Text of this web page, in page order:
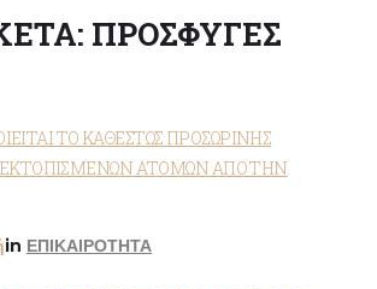
ΠΡΌΣΦΥΓΕΣ
in ΕΠΙΚΑΙΡΟΤΗΤΑ